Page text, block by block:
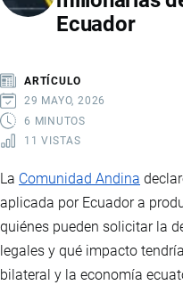
Y
Ecuador
ARTÍCULO
29 MAYO, 2026
6 MINUTOS
11 VISTAS
La Comunidad Andina
aplicada por Ecuador a
quiénes pueden solicitar la
legales y qué impacto
bilateral y la economía